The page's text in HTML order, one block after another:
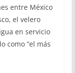
entre México
el velero
en servicio
como “el más